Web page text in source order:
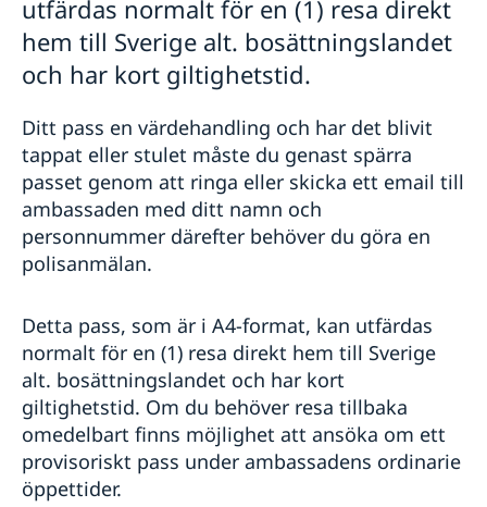
Förlust av pass/Provisoriskt pass
Nationellt id-kort
Namnändring
Avgifter -26
Samordningsnummer
Olika status för samordningsnummer
Gifta sig i Korea
Vigsel inför koreansk myndighet
Vigsel på ambassaden
Hjälp kring medborgarskap
Svenskt medborgarskap/Swedish Citizenship
Svenskt medborgarskap - regler
Juridiska ombud i Sydkorea
Konsulär jour
Legaliseringar
Behålla svenskt medborgarskap
Om olyckan är framme – vad kan du få hjälp med?
SOS-International, Euro-Center & Falck Global
Assistance
Reseinformation
Ambassadens reseinformation
Aktuella händelser
Råd och rekommendationer vid ev. krissituation
Behöver jag visum?
SOS-International, Falck Global Assistance,
utfärdas normalt för en (1) resa direkt
hem till Sverige alt. bosättningslandet
och har kort giltighetstid.
Ditt pass en värdehandling och har det blivit
tappat eller stulet måste du genast spärra
passet genom att ringa eller skicka ett email till
ambassaden med ditt namn och
personnummer därefter behöver du göra en
polisanmälan.
Detta pass, som är i A4-format, kan utfärdas
normalt för en (1) resa direkt hem till Sverige
alt. bosättningslandet och har kort
giltighetstid. Om du behöver resa tillbaka
omedelbart finns möjlighet att ansöka om ett
provisoriskt pass under ambassadens ordinarie
öppettider.